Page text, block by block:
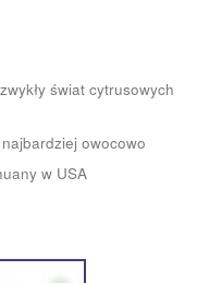
świat cytrusowych
owocowo
w USA